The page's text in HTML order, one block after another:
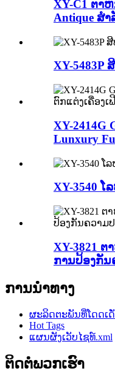
XY-C1 ຕາ
Antique ສໍາ
XY-5483P
XY-2414G
Lunxury
XY-3540 ໂ
XY-3821 ຕ
ການປ້ອງກັ
ການນໍາທາງ
ຜະລິດຕະພັນທີ່ໂດດເ
Hot Tags
ແຜນຜັງເວັບໄຊທ໌.xml
ຕິດ​ຕໍ່​ພວກ​ເຮົາ